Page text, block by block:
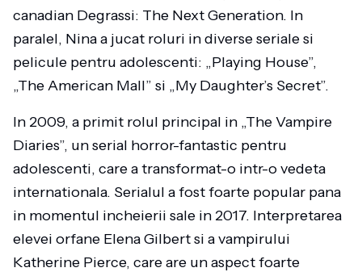
canadian Degrassi: The Next Generation. In
paralel, Nina a jucat roluri in diverse seriale si
pelicule pentru adolescenti: „Playing House”,
„The American Mall” si „My Daughter’s Secret”.
In 2009, a primit rolul principal in „The Vampire
Diaries”, un serial horror-fantastic pentru
adolescenti, care a transformat-o intr-o vedeta
internationala. Serialul a fost foarte popular pana
in momentul incheierii sale in 2017. Interpretarea
elevei orfane Elena Gilbert si a vampirului
Katherine Pierce, care are un aspect foarte